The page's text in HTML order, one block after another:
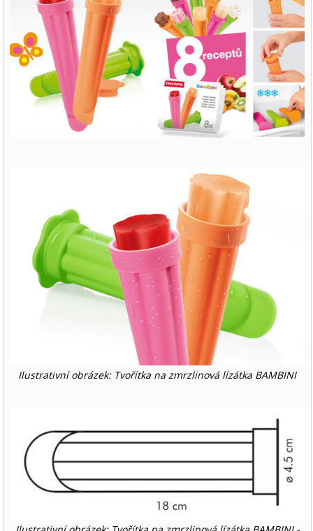
Ilustrativní obrázek: Tvořítka na zmrzlinová lízátka BAMBINI